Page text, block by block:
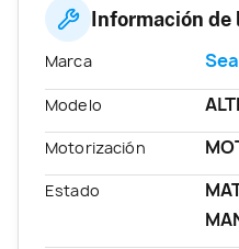
Información de
Marca
Modelo
Motorización
Estado